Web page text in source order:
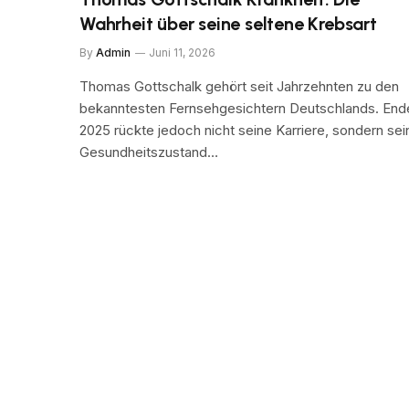
Wahrheit über seine seltene Krebsart
By Admin Juni 11, 2026
Thomas Gottschalk gehört seit Jahrzehnten zu den
bekanntesten Fernsehgesichtern Deutschlands.
2025 rückte jedoch nicht seine Karriere, sondern
Gesundheitszustand…